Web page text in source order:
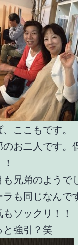
ここもです。
のお二人です。
も兄弟のようで
ラも同じなんで
ソックリ！！
と強引？笑